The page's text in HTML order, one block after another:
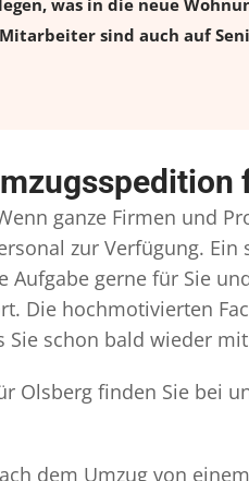
was in die neue
sind auch auf
ganze Firmen und
zur Verfügung.
Aufgabe gerne für Sie
Die hochmotivierten
Sie schon bald wieder
Olsberg finden Sie bei
dem Umzug von